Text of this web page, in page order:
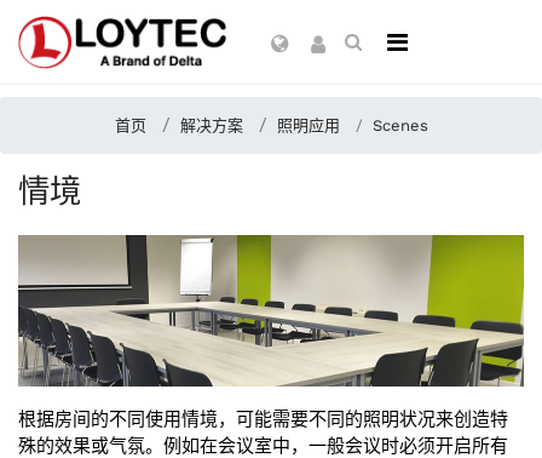
首页 解决方案 照明应用 Scenes
情境
根据房间的不同使用情境，可能需要不同的照明状况来创造特
殊的效果或气氛。例如在会议室中，一般会议时必须开启所有